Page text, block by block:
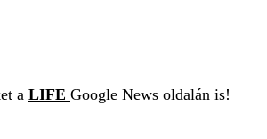
a LIFE Google News oldalán is!